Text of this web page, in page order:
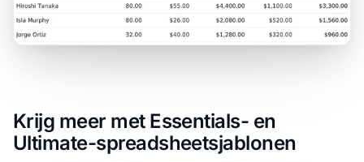
Krijg meer met Essentials- en
Ultimate-spreadsheetsjablonen